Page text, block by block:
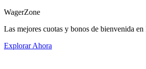
WagerZone
Las mejores cuotas y bonos de bienvenida en
Explorar Ahora